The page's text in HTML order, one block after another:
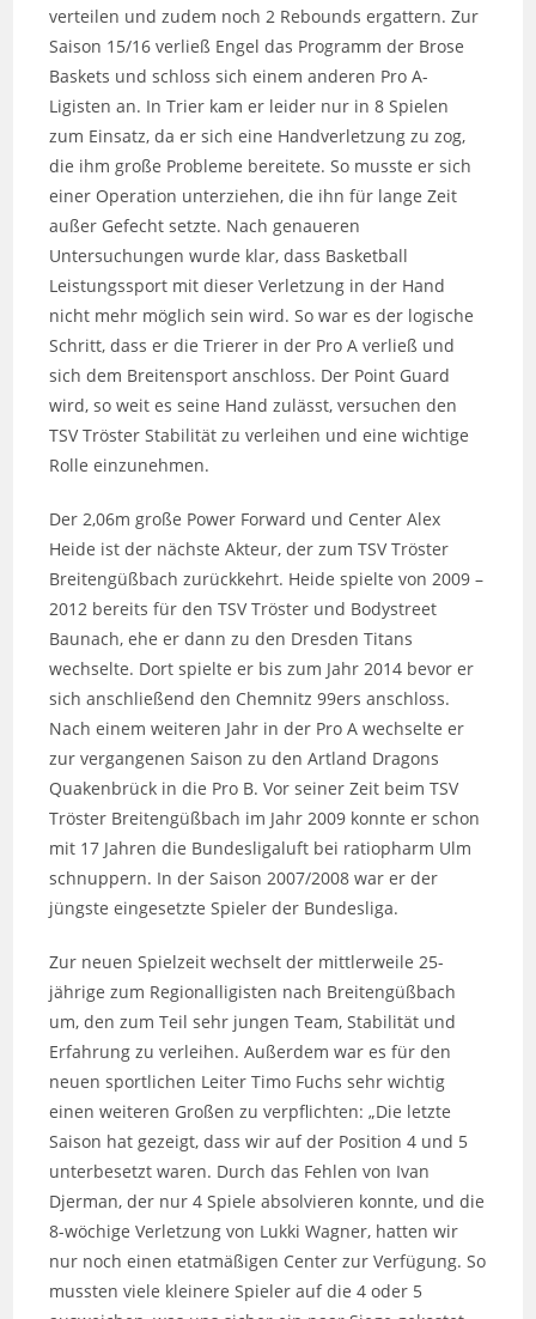
verteilen und zudem noch 2 Rebounds ergattern. Zur
Saison 15/16 verließ Engel das Programm der Brose
Baskets und schloss sich einem anderen Pro A-
Ligisten an. In Trier kam er leider nur in 8 Spielen
zum Einsatz, da er sich eine Handverletzung zu zog,
die ihm große Probleme bereitete. So musste er sich
einer Operation unterziehen, die ihn für lange Zeit
außer Gefecht setzte. Nach genaueren
Untersuchungen wurde klar, dass Basketball
Leistungssport mit dieser Verletzung in der Hand
nicht mehr möglich sein wird. So war es der logische
Schritt, dass er die Trierer in der Pro A verließ und
sich dem Breitensport anschloss. Der Point Guard
wird, so weit es seine Hand zulässt, versuchen den
TSV Tröster Stabilität zu verleihen und eine wichtige
Rolle einzunehmen.
Der 2,06m große Power Forward und Center Alex
Heide ist der nächste Akteur, der zum TSV Tröster
Breitengüßbach zurückkehrt. Heide spielte von 2009 –
2012 bereits für den TSV Tröster und Bodystreet
Baunach, ehe er dann zu den Dresden Titans
wechselte. Dort spielte er bis zum Jahr 2014 bevor er
sich anschließend den Chemnitz 99ers anschloss.
Nach einem weiteren Jahr in der Pro A wechselte er
zur vergangenen Saison zu den Artland Dragons
Quakenbrück in die Pro B. Vor seiner Zeit beim TSV
Tröster Breitengüßbach im Jahr 2009 konnte er schon
mit 17 Jahren die Bundesligaluft bei ratiopharm Ulm
schnuppern. In der Saison 2007/2008 war er der
jüngste eingesetzte Spieler der Bundesliga.
Zur neuen Spielzeit wechselt der mittlerweile 25-
jährige zum Regionalligisten nach Breitengüßbach
um, den zum Teil sehr jungen Team, Stabilität und
Erfahrung zu verleihen. Außerdem war es für den
neuen sportlichen Leiter Timo Fuchs sehr wichtig
einen weiteren Großen zu verpflichten: „Die letzte
Saison hat gezeigt, dass wir auf der Position 4 und 5
unterbesetzt waren. Durch das Fehlen von Ivan
Djerman, der nur 4 Spiele absolvieren konnte, und die
8-wöchige Verletzung von Lukki Wagner, hatten wir
nur noch einen etatmäßigen Center zur Verfügung. So
mussten viele kleinere Spieler auf die 4 oder 5